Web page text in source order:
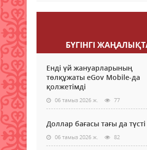
БҮГІНГI
Енді үй жануарларының
төлқұжаты eGov Mobile-да
қолжетімді
06 тамыз 2026 ж. 77
Доллар бағасы тағы да түсті
06 тамыз 2026 ж. 82